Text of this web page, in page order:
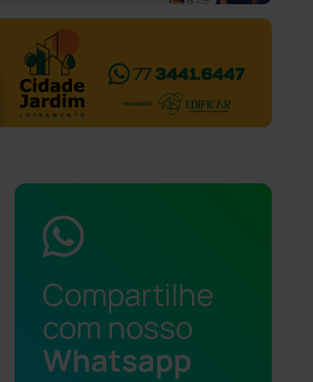
Compartilhe
com nosso
Whatsapp